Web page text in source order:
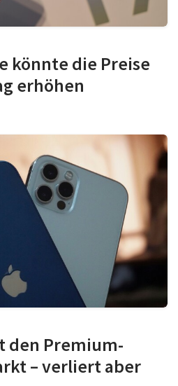
könnte die Preise
erhöhen
den Premium-
– verliert aber